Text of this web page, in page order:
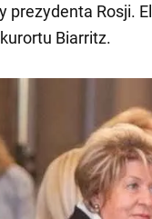
prezydenta Rosji.
Biarritz.